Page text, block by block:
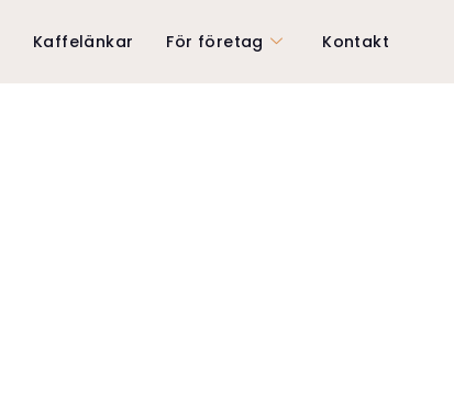
Kaffelänkar För företag Kontakt